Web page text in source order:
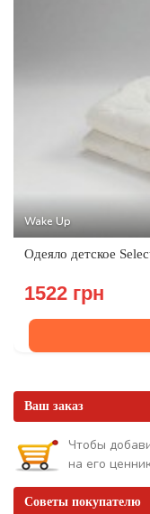
Wake Up
Одеяло детское
1522 грн
Ваш заказ
Чтобы
на его
Советы покупателю